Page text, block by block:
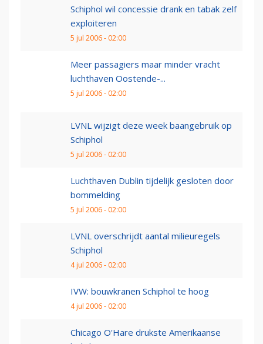
Schiphol wil concessie drank en tabak zelf
exploiteren
5 jul 2006 - 02:00
Meer passagiers maar minder vracht
luchthaven Oostende-...
5 jul 2006 - 02:00
LVNL wijzigt deze week baangebruik op
Schiphol
5 jul 2006 - 02:00
Luchthaven Dublin tijdelijk gesloten door
bommelding
5 jul 2006 - 02:00
LVNL overschrijdt aantal milieuregels
Schiphol
4 jul 2006 - 02:00
IVW: bouwkranen Schiphol te hoog
4 jul 2006 - 02:00
Chicago O'Hare drukste Amerikaanse